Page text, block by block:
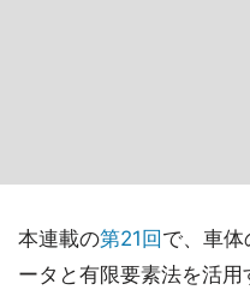
本連載の第21回 で、車体
ータと有限要素法を活